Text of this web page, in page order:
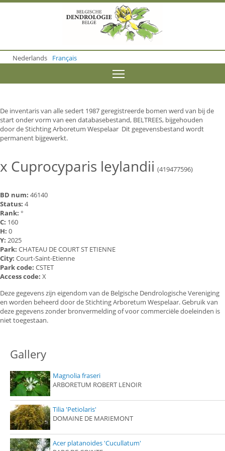
o
m
o
n
t
e
n
Nederlands Français
De inventaris van alle sedert 1987 geregistreerde bomen werd van bij de
start onder vorm van een databasebestand, BELTREES, bijgehouden
door de Stichting Arboretum Wespelaar Dit gegevensbestand wordt
permanent bijgewerkt.
x Cuprocyparis leylandii (419477596)
BD num: 46140
Status: 4
Rank: °
C: 160
H: 0
Y: 2025
Park: CHATEAU DE COURT ST ETIENNE
City: Court-Saint-Etienne
Park code: CSTET
Access code: X
Deze gegevens zijn eigendom van de Belgische Dendrologische Vereniging
en worden beheerd door de Stichting Arboretum Wespelaar. Gebruik van
deze gegevens zonder bronvermelding of voor commerciële doeleinden is
niet toegestaan.
Gallery
Magnolia fraseri
ARBORETUM ROBERT LENOIR
Tilia 'Petiolaris'
DOMAINE DE MARIEMONT
Acer platanoides 'Cucullatum'